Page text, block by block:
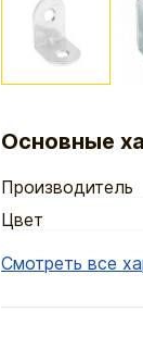
Основные
Производитель
Цвет
Смотреть все